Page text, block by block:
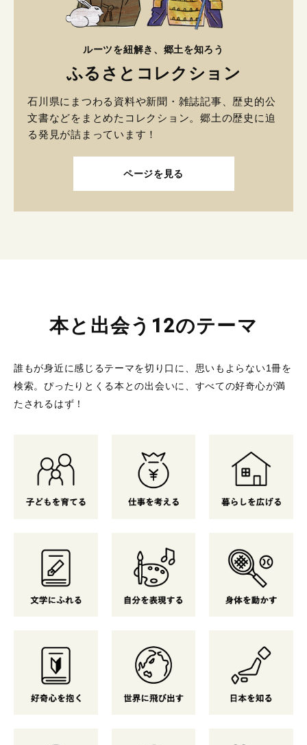
ルーツを紐解き、郷土を知ろう
ふるさとコレクション
石川県にまつわる資料や新聞・雑誌記事、歴史的公
文書などをまとめたコレクション。郷土の歴史に迫
る発見が詰まっています！
ページを見る
本と出会う12のテーマ
誰もが身近に感じるテーマを切り口に、思いもよらない1冊を
検索。 ぴったりとくる本との出会いに、すべての好奇心が満
たされるはず！